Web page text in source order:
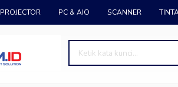
PROJECTOR PC & AIO SCANNER